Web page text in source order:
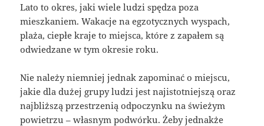
Lato to okres, jaki wiele ludzi spędza poza
mieszkaniem. Wakacje na egzotycznych wyspach,
plaża, ciepłe kraje to miejsca, które z zapałem są
odwiedzane w tym okresie roku.
Nie należy niemniej jednak zapominać o miejscu,
jakie dla dużej grupy ludzi jest najistotniejszą oraz
najbliższą przestrzenią odpoczynku na świeżym
powietrzu – własnym podwórku. Żeby jednakże